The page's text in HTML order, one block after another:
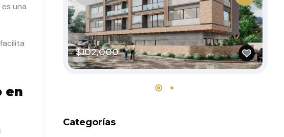
es una
facilita
en
$102,000
Categorías